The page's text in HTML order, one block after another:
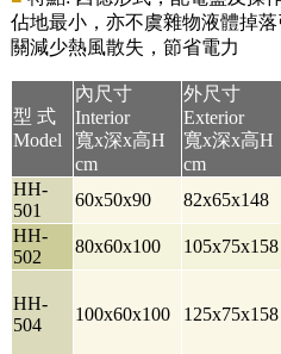
佔地最小，亦不虞雜物液體掉
關減少熱風散失，節省電力
型 式
Model
內尺寸
Interior
寬x深x高H
cm
外尺寸
Exterior
寬x深x高H
cm
HH-
501
60x50x90 82x65x148
HH-
502
80x60x100 105x75x158
HH-
504
100x60x100 125x75x158